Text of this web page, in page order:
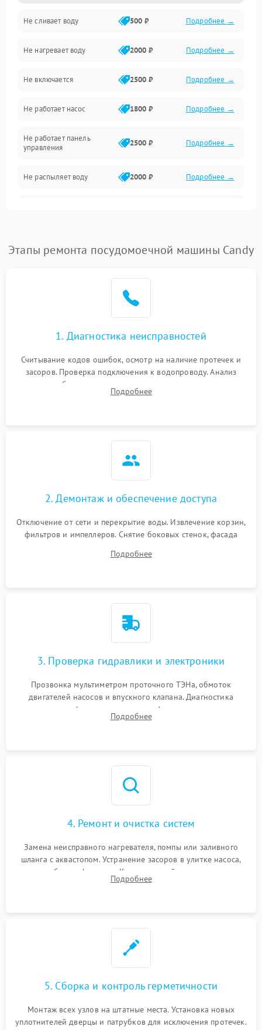
Электропитание
Датчики
Нагрев
Вода
Гигиена
Программное обеспечение
Не сливает воду 500 ₽ Подробнее →
Не нагревает воду 2000 ₽ Подробнее →
Не включается 2500 ₽ Подробнее →
Не работает насос 1800 ₽ Подробнее →
Не работает панель
управления
2500 ₽ Подробнее →
Не распыляет воду 2000 ₽ Подробнее →
воды
1800 ₽ Подробнее →
Проблемы с
Этапы ремонта посудомоечной машины Candy
1. Диагностика неисправностей
Считывание кодов ошибок, осмотр на наличие протечек и
засоров. Проверка подключения к водопроводу. Анализ
жалоб на отсутствие слива, нагрева, вращения
разбрызгивателей или срабатывание системы защиты
Подробнее
2. Демонтаж и обеспечение доступа
Отключение от сети и перекрытие воды. Извлечение корзин,
фильтров и импеллеров. Снятие боковых стенок, фасада
циркуляционному насосу, ТЭНу и сливной помпе.
Подробнее
3. Проверка гидравлики и электроники
Прозвонка мультиметром проточного ТЭНа, обмоток
двигателей насосов и впускного клапана. Диагностика
прессостата (датчика уровня воды), датчика мутности,
концевика дверцы и электронного модуля управления.
Подробнее
4. Ремонт и очистка систем
Замена неисправного нагревателя, помпы или заливного
шланга с аквастопом. Устранение засоров в улитке насоса,
патрубках и фильтрах. Компонентный ремонт платы
управления, восстановление поврежденной проводки.
Подробнее
5. Сборка и контроль герметичности
Монтаж всех узлов на штатные места. Установка новых
уплотнителей дверцы и патрубков для исключения протечек.